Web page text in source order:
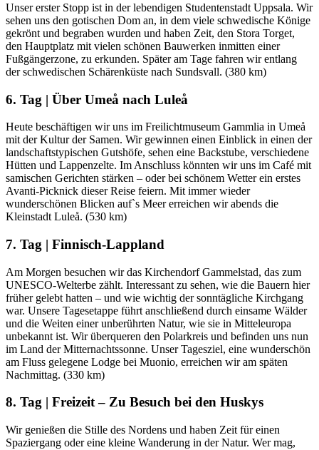
Unser erster Stopp ist in der lebendigen Studentenstadt Uppsala. Wir
sehen uns den gotischen Dom an, in dem viele schwedische Könige
gekrönt und begraben wurden und haben Zeit, den Stora Torget,
den Hauptplatz mit vielen schönen Bauwerken inmitten einer
Fußgängerzone, zu erkunden. Später am Tage fahren wir entlang
der schwedischen Schärenküste nach Sundsvall. (380 km)
6. Tag | Über Umeå nach Luleå
Heute beschäftigen wir uns im Freilichtmuseum Gammlia in Umeå
mit der Kultur der Samen. Wir gewinnen einen Einblick in einen der
landschaftstypischen Gutshöfe, sehen eine Backstube, verschiedene
Hütten und Lappenzelte. Im Anschluss könnten wir uns im Café mit
samischen Gerichten stärken – oder bei schönem Wetter ein erstes
Avanti-Picknick dieser Reise feiern. Mit immer wieder
wunderschönen Blicken auf`s Meer erreichen wir abends die
Kleinstadt Luleå. (530 km)
7. Tag | Finnisch-Lappland
Am Morgen besuchen wir das Kirchendorf Gammelstad, das zum
UNESCO-Welterbe zählt. Interessant zu sehen, wie die Bauern hier
früher gelebt hatten – und wie wichtig der sonntägliche Kirchgang
war. Unsere Tagesetappe führt anschließend durch einsame Wälder
und die Weiten einer unberührten Natur, wie sie in Mitteleuropa
unbekannt ist. Wir überqueren den Polarkreis und befinden uns nun
im Land der Mitternachtssonne. Unser Tagesziel, eine wunderschön
am Fluss gelegene Lodge bei Muonio, erreichen wir am späten
Nachmittag. (330 km)
8. Tag | Freizeit – Zu Besuch bei den Huskys
Wir genießen die Stille des Nordens und haben Zeit für einen
Spaziergang oder eine kleine Wanderung in der Natur. Wer mag,